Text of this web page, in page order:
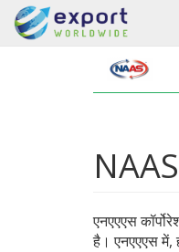
एनएएएस
है। एनएएएस में,